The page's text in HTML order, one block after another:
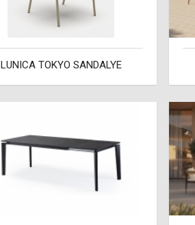
LUNICA TOKYO SANDALYE